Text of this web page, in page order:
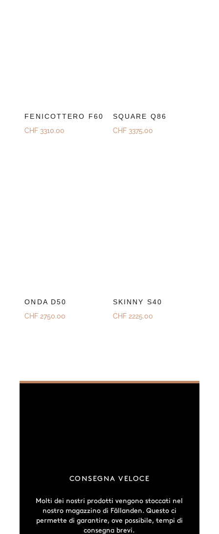
FENICOTTERO F60
CHF 3310.00
SQUARE Q86
CHF3375.00
ONDA D50
CHF 2750.00
SKINNY S40
CHF2225.00
CONSEGNA VELOCE
Molti dei nostri prodotti vengono stoccati nel
nostro magazzino di Fällanden. Questo ci
permette di garantire, ove possibile, tempi di
consegna brevi.